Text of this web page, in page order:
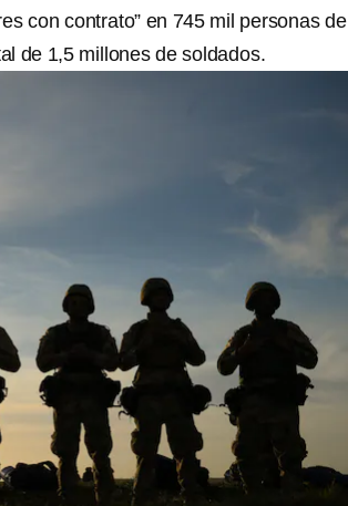
con contrato” en 745 mil personas de
de 1,5 millones de soldados.